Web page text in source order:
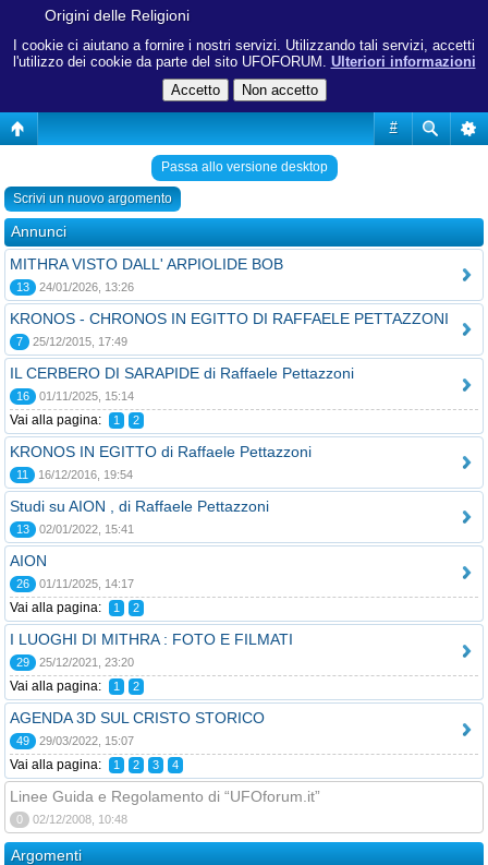
I cookie ci aiutano a fornire i nostri servizi. Utilizzando tali servizi, accetti
l'utilizzo dei cookie da parte del sito UFOFORUM. Ulteriori informazioni
#
Origini delle Religioni
Passa allo versione desktop
Scrivi un nuovo argomento
Annunci
MITHRA VISTO DALL' ARPIOLIDE BOB
13 24/01/2026, 13:26
KRONOS - CHRONOS IN EGITTO DI RAFFAELE PETTAZZONI
7 25/12/2015, 17:49
IL CERBERO DI SARAPIDE di Raffaele Pettazzoni
16 01/11/2025, 15:14
Vai alla pagina: 1 2
KRONOS IN EGITTO di Raffaele Pettazzoni
11 16/12/2016, 19:54
Studi su AION , di Raffaele Pettazzoni
13 02/01/2022, 15:41
AION
26 01/11/2025, 14:17
Vai alla pagina: 1 2
I LUOGHI DI MITHRA : FOTO E FILMATI
29 25/12/2021, 23:20
Vai alla pagina: 1 2
AGENDA 3D SUL CRISTO STORICO
49 29/03/2022, 15:07
Vai alla pagina: 1 2 3 4
Linee Guida e Regolamento di “UFOforum.it”
0 02/12/2008, 10:48
Argomenti